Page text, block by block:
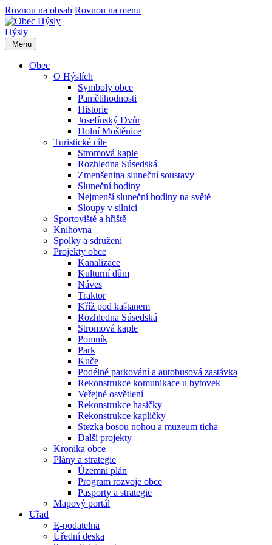
Rovnou na obsah Rovnou na menu
Hýsly
Menu
Obec
O Hýslích
Symboly obce
Pamětihodnosti
Historie
Josefínský Dvůr
Dolní Moštěnice
Turistické cíle
Stromová kaple
Rozhledna Súsedská
Zmenšenina sluneční soustavy
Sluneční hodiny
Nejmenší sluneční hodiny na světě
Sloupy v silnici
Sportoviště a hřiště
Knihovna
Spolky a sdružení
Projekty obce
Kanalizace
Kulturní dům
Náves
Traktor
Kříž pod kaštanem
Rozhledna Súsedská
Stromová kaple
Pomník
Park
Kuče
Podélné parkování a autobusová zastávka
Rekonstrukce komunikace u bytovek
Veřejné osvětlení
Rekonstrukce hasičky
Rekonstrukce kapličky
Stezka bosou nohou a muzeum ticha
Další projekty
Kronika obce
Plány a strategie
Územní plán
Program rozvoje obce
Pasporty a strategie
Mapový portál
Úřad
E-podatelna
Úřední deska